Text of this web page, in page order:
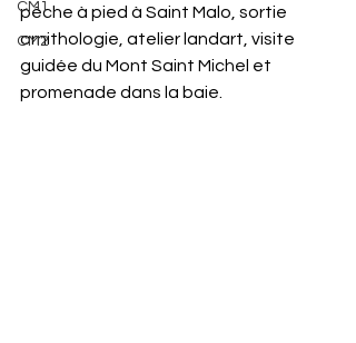
CM1
CM2
pêche à pied à Saint Malo, sortie
ornithologie, atelier landart, visite
guidée du Mont Saint Michel et
promenade dans la baie.